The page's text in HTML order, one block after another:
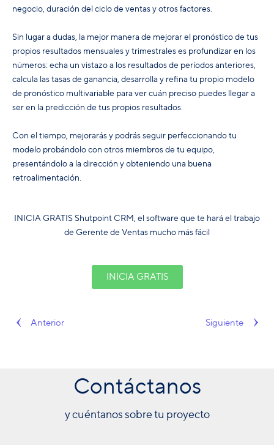
negocio, duración del ciclo de ventas y otros factores.
Sin lugar a dudas, la mejor manera de mejorar el pronóstico de tus
propios resultados mensuales y trimestrales es profundizar en los
números: echa un vistazo a los resultados de períodos anteriores,
calcula las tasas de ganancia, desarrolla y refina tu propio modelo
de pronóstico multivariable para ver cuán preciso puedes llegar a
ser en la predicción de tus propios resultados.
Con el tiempo, mejorarás y podrás seguir perfeccionando tu
modelo probándolo con otros miembros de tu equipo,
presentándolo a la dirección y obteniendo una buena
retroalimentación.
INICIA GRATIS Shutpoint CRM, el software que te hará el trabajo
de Gerente de Ventas mucho más fácil
INICIA GRATIS
Anterior Siguiente
Contáctanos
y cuéntanos sobre tu proyecto